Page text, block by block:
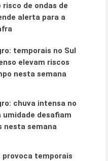
risco de ondas de
alerta para a
temporais no Sul
elevam riscos
nesta semana
chuva intensa no
umidade desafiam
nesta semana
provoca temporais